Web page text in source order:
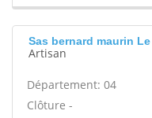
Sas bernard maurin
Artisan
Département: 04
Clôture -